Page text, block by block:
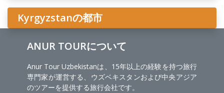
Kyrgyzstanの都市
ANUR TOURについて
Anur Tour Uzbekistanは、15年以上の経験を持つ旅行
専門家が運営する、ウズベキスタンおよび中央アジア
のツアーを提供する旅行会社です。